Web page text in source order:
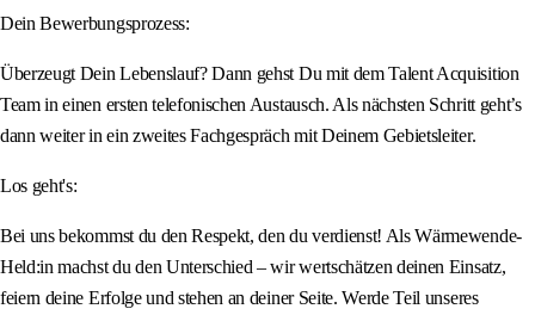
Dein Bewerbungsprozess:
Überzeugt Dein Lebenslauf? Dann gehst Du mit dem Talent Acquisition
Team in einen ersten telefonischen Austausch. Als nächsten Schritt geht’s
dann weiter in ein zweites Fachgespräch mit Deinem Gebietsleiter.
Los geht's:
Bei uns bekommst du den Respekt, den du verdienst! Als Wärmewende-
Held:in machst du den Unterschied – wir wertschätzen deinen Einsatz,
feiern deine Erfolge und stehen an deiner Seite. Werde Teil unseres